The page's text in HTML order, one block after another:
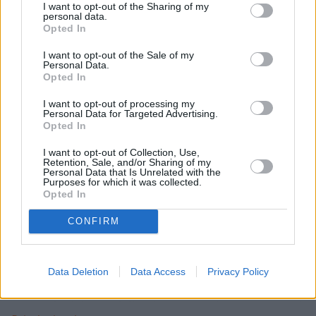
I want to opt-out of the Sharing of my
personal data.
Opted In
I want to opt-out of the Sale of my
Personal Data.
Opted In
I want to opt-out of processing my
Personal Data for Targeted Advertising.
Opted In
I want to opt-out of Collection, Use,
Retention, Sale, and/or Sharing of my
Personal Data that Is Unrelated with the
Purposes for which it was collected.
Opted In
CONFIRM
Data Deletion Data Access Privacy Policy
obserwuj nas w Google News!
Więcej:
Technologia
Oszczędzanie Polacy
Bartosz Godziński
Obserwuj
W naTemat skupiam się na sprawach